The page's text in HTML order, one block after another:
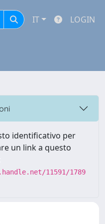
IT LOGIN
identificativo per
un link a questo
11591/1789